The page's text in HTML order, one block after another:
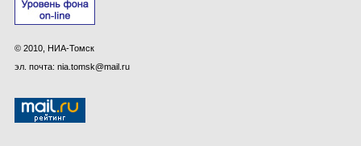
© 2010, НИА-Томск
эл. почта: nia.tomsk@mail.ru